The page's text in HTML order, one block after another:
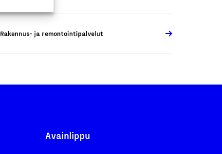
Rakennus- ja remontointipalvelut
Avainlippu